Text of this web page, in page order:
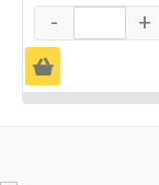
- +
Ä